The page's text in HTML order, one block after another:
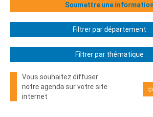
Soumettre une information
Filtrer par département
Filtrer par thématique
Vous souhaitez diffuser
notre agenda sur votre site
internet